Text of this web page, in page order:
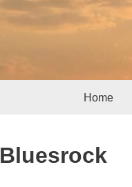
Home
Bluesrock